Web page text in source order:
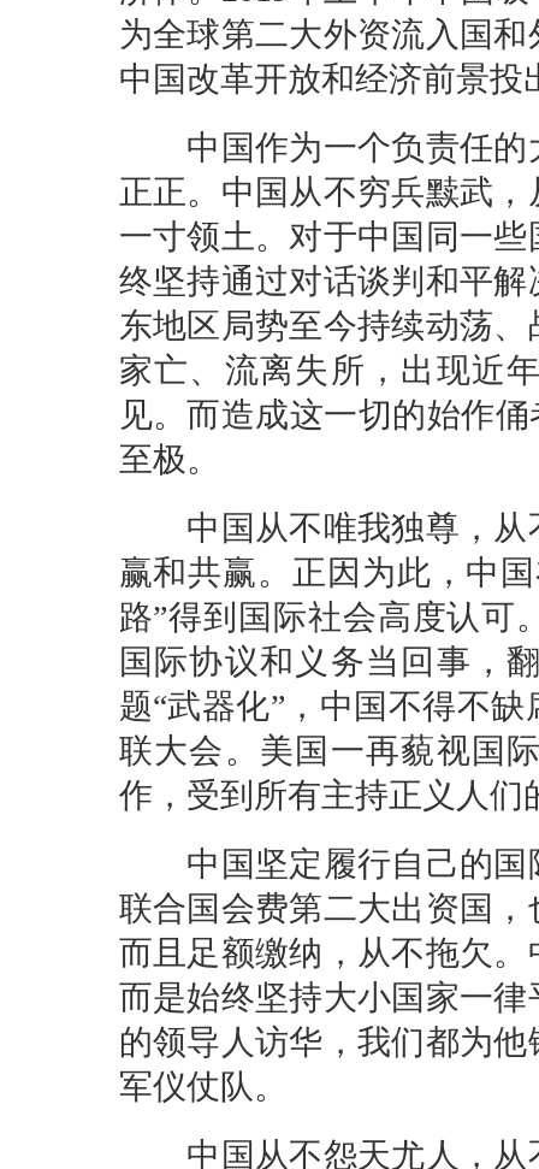
为全球第二大外资流入国
中国改革开放和经济前景投
中国作为一个负责任的
正正。中国从不穷兵黩武
一寸领土。对于中国同一
终坚持通过对话谈判和平
东地区局势至今持续动荡
家亡、流离失所，出现近
见。而造成这一切的始作
至极。
中国从不唯我独尊，从
赢和共赢。正因为此，中
路”得到国际社会高度认可
国际协议和义务当回事，
题“武器化”，中国不得不
联大会。美国一再藐视国
作，受到所有主持正义人们
中国坚定履行自己的国
联合国会费第二大出资国
而且足额缴纳，从不拖欠
而是始终坚持大小国家一
的领导人访华，我们都为
军仪仗队。
中国从不怨天尤人，从